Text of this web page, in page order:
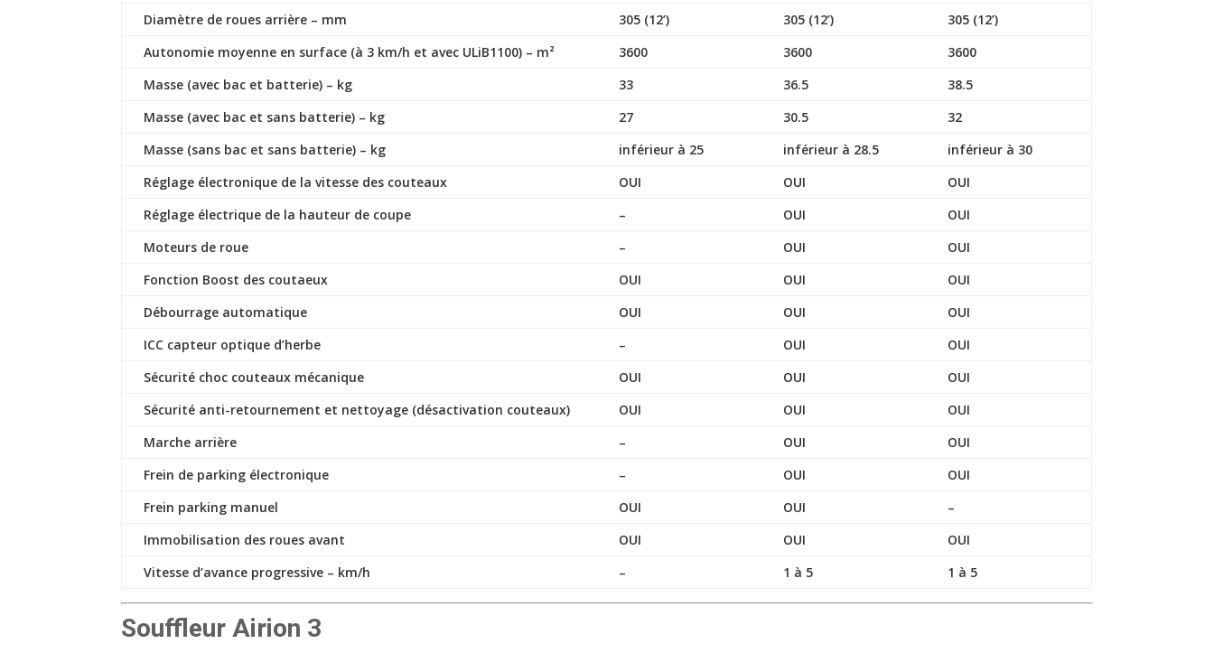
Diamètre de roues arrière – mm
305 (12’) 305 (12’)
305 (12’)
Autonomie moyenne en surface (à 3 km/h et avec ULiB1100) – m²
3600 3600
3600
Masse (avec bac et batterie) – kg
33 36.5
38.5
Masse (avec bac et sans batterie) – kg
27 30.5
32
Masse (sans bac et sans batterie) – kg
inférieur à 25 inférieur à 28.5
inférieur à 30
Réglage électronique de la vitesse des couteaux
OUI OUI
OUI
Réglage électrique de la hauteur de coupe
– OUI
OUI
Moteurs de roue
– OUI
OUI
Fonction Boost des coutaeux
OUI OUI
OUI
Débourrage automatique
OUI OUI
OUI
ICC capteur optique d’herbe
– OUI
OUI
Sécurité choc couteaux mécanique
OUI OUI
OUI
Sécurité anti-retournement et nettoyage (désactivation couteaux)
OUI OUI
OUI
Marche arrière
– OUI
OUI
Frein de parking électronique
– OUI
OUI
Frein parking manuel
OUI OUI
–
Immobilisation des roues avant
OUI OUI
OUI
Vitesse d’avance progressive – km/h
– 1 à 5 1 à 5
Souffleur Airion 3